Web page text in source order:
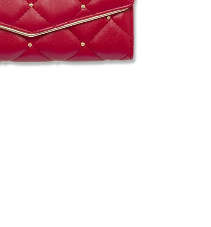
la guida
PittaRosso
Back to School 2026: la guida definitiva per il
Donna